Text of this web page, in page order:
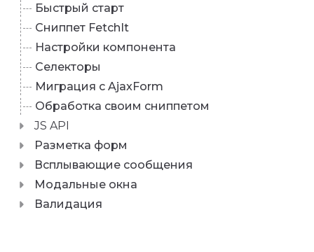
Быстрый старт
Сниппет FetchIt
Настройки компонента
Селекторы
Миграция с AjaxForm
Обработка своим сниппетом
JS API
Разметка форм
Всплывающие сообщения
Модальные окна
Валидация